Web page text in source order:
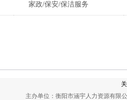
主办单位：衡阳市涵宇人力资源有限